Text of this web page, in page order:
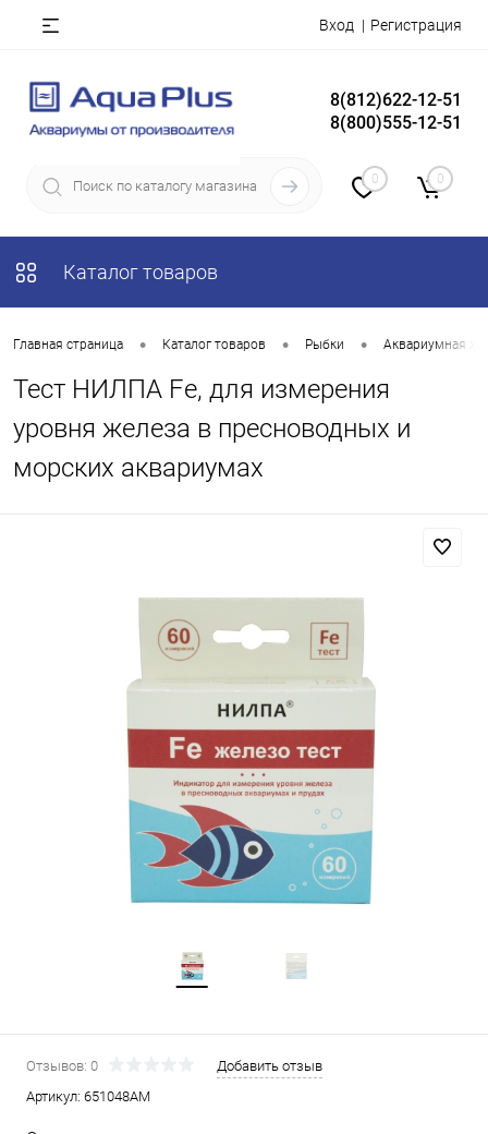
Вход Регистрация
8(812)622-12-51
8(800)555-12-51
0 0
Каталог товаров
Главная страница • Каталог товаров • Рыбки • Аквариумная
Тест НИЛПА Fe, для измерения
уровня железа в пресноводных и
морских аквариумах
Отзывов: 0
Добавить отзыв
Артикул: 651048АМ